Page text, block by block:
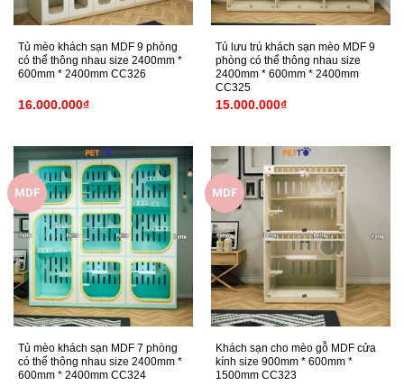
Tủ mèo khách sạn MDF 9 phòng
có thể thông nhau size 2400mm *
600mm * 2400mm CC326
16.000.000₫
Tủ lưu trú khách sạn mèo MDF 9
phòng có thể thông nhau size
2400mm * 600mm * 2400mm
CC325
15.000.000₫
MDF
Tủ mèo khách sạn MDF 7 phòng
có thể thông nhau size 2400mm *
600mm * 2400mm CC324
MDF
Khách sạn cho mèo gỗ MDF cửa
kính size 900mm * 600mm *
1500mm CC323